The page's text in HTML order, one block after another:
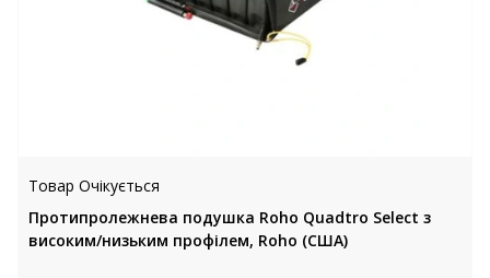
Товар Очікується
Протипролежнева подушка Roho Quadtro Select з
високим/низьким профілем, Roho (США)